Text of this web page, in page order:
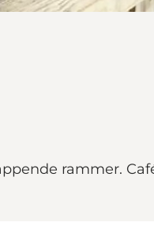
rammer.